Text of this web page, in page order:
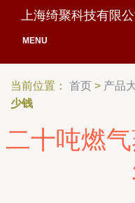
上海绮聚科技有限公
MENU
当前位置： 首页 > 产品
少钱
二十吨燃